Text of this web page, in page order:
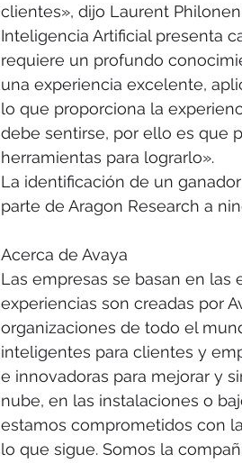
clientes», dijo Laurent
Inteligencia Artificial presenta
requiere un profundo
una experiencia excelente,
lo que proporciona la
debe sentirse, por ello es que
herramientas para lograrlo».
La identificación de un
parte de Aragon Research a
Acerca de Avaya
Las empresas se basan en las
experiencias son creadas por
organizaciones de todo el
inteligentes para clientes y
e innovadoras para mejorar y
nube, en las instalaciones o
estamos comprometidos con
lo que sigue. Somos la